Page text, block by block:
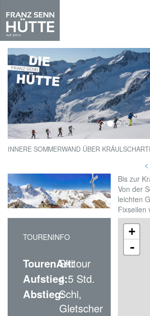
Skip
main
content
‹
INNERE SOMMERWAND ÜBER
Bis zur
Von der
leichten
Fixseilen
TOURENINFO
TourenArt:
Skitour
Aufstieg:4.5 Std.
Abstieg:Schi,
Gletscher
+
-